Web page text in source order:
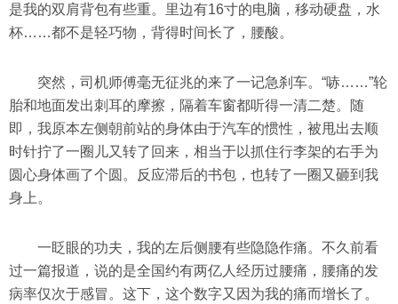
是我的双肩背包有些重。里边有16寸的电脑，移动硬盘，水
杯……都不是轻巧物，背得时间长了，腰酸。
突然，司机师傅毫无征兆的来了一记急刹车。“哧……”轮
胎和地面发出刺耳的摩擦，隔着车窗都听得一清二楚。随
即，我原本左侧朝前站的身体由于汽车的惯性，被甩出去顺
时针拧了一圈儿又转了回来，相当于以抓住行李架的右手为
圆心身体画了个圆。反应滞后的书包，也转了一圈又砸到我
身上。
一眨眼的功夫，我的左后侧腰有些隐隐作痛。不久前看
过一篇报道，说的是全国约有两亿人经历过腰痛，腰痛的发
病率仅次于感冒。这下，这个数字又因为我的痛而增长了。